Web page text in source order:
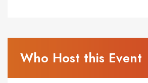
Who Host this Event